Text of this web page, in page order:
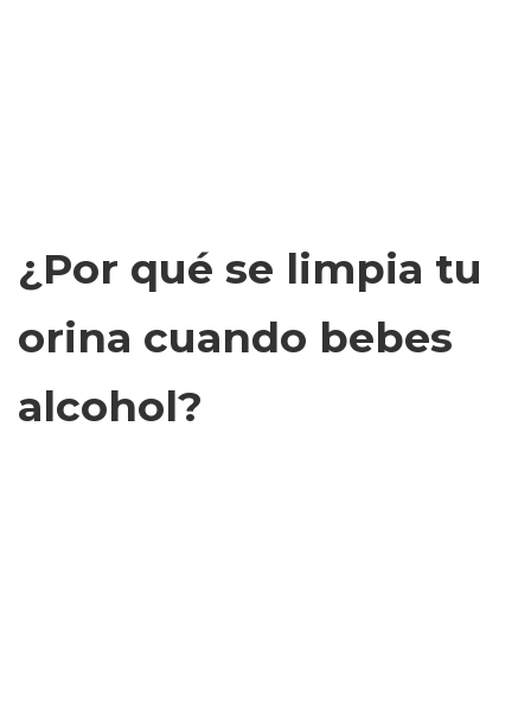
¿Por qué se limpia tu
orina cuando bebes
alcohol?